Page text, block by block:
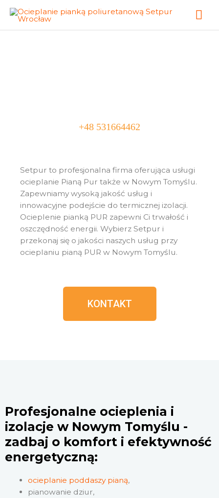
content
+48 531664462
Setpur to profesjonalna firma oferująca usługi
ocieplanie Pianą Pur także w Nowym Tomyślu.
Zapewniamy wysoką jakość usług i
innowacyjne podejście do termicznej izolacji.
Ocieplenie pianką PUR zapewni Ci trwałość i
oszczędność energii. Wybierz Setpur i
przekonaj się o jakości naszych usług przy
ocieplaniu pianą PUR w Nowym Tomyślu.
KONTAKT
Profesjonalne ocieplenia i
izolacje w Nowym Tomyślu -
zadbaj o komfort i efektywność
energetyczną:
ocieplanie poddaszy pianą,
pianowanie dziur,